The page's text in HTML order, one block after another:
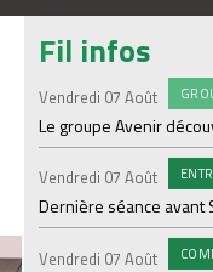
Fil infos
Vendredi 07 Août
Le groupe Avenir
Vendredi 07 Août
Dernière séance avant
Vendredi 07 Août